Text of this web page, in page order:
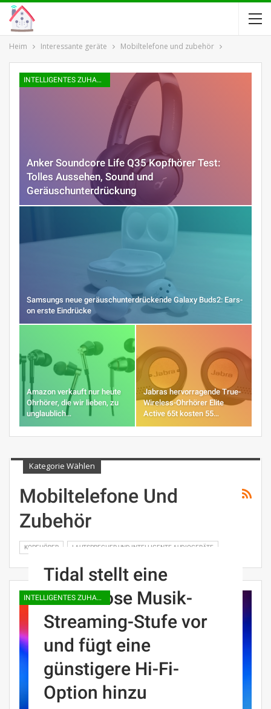
Heim Interessante geräte Mobiltelefone und zubehör
INTELLIGENTES ZUHAUSE
Anker Soundcore Life Q35 Kopfhörer Test:
Tolles Aussehen, Sound und
Geräuschunterdrückung
Samsungs neue geräuschunterdrückende Galaxy Buds2: Ears-
on erste Eindrücke
Amazon verkauft nur heute
Ohrhörer, die wir lieben, zu
unglaublich…
Jabras hervorragende True-
Wireless-Ohrhörer Elite
Active 65t kosten 55…
Kategorie Wählen
Mobiltelefone Und
Zubehör
KOPFHÖRER LAUTSPRECHER UND INTELLIGENTE AUDIOGERÄTE
INTELLIGENTES ZUHAUSE
Tidal stellt eine
kostenlose Musik-
Streaming-Stufe vor
und fügt eine
günstigere Hi-Fi-
Option hinzu